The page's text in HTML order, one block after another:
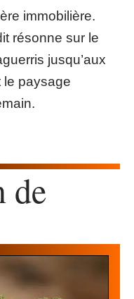
immobilière.
résonne sur le
jusqu’aux
le paysage
de